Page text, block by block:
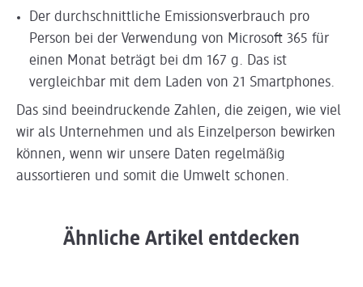
Der durchschnittliche Emissionsverbrauch pro
Person bei der Verwendung von Microsoft 365 für
einen Monat beträgt bei dm 167 g. Das ist
vergleichbar mit dem Laden von 21 Smartphones.
Das sind beeindruckende Zahlen, die zeigen, wie viel
wir als Unternehmen und als Einzelperson bewirken
können, wenn wir unsere Daten regelmäßig
aussortieren und somit die Umwelt schonen.
Ähnliche Artikel entdecken